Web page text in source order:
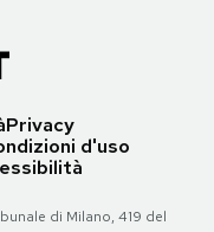
Privacy
d'uso
di Milano, 419 del